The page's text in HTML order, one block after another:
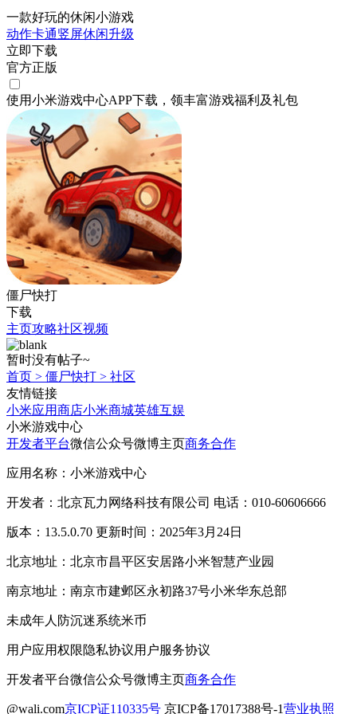
一款好玩的休闲小游戏
动作卡通竖屏休闲升级
立即下载
官方正版
使用小米游戏中心APP下载 ，领丰富游戏福利 及礼包
僵尸快打
下载
主页攻略社区视频
暂时没有帖子~
首页 > 僵尸快打 > 社区
友情链接
小米应用商店小米商城英雄互娱
小米游戏中心
开发者平台微信公众号微博主页商务合作
应用名称：小米游戏中心
开发者：北京瓦力网络科技有限公司 电话：010-60606666
版本：13.5.0.70 更新时间：2025年3月24日
北京地址：北京市昌平区安居路小米智慧产业园
南京地址：南京市建邺区永初路37号小米华东总部
未成年人防沉迷系统米币
用户应用权限隐私协议用户服务协议
开发者平台微信公众号微博主页商务合作
@wali.com京ICP证110335号 京ICP备17017388号-1营业执照